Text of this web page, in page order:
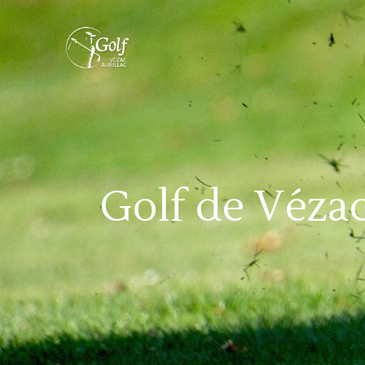
Golf de